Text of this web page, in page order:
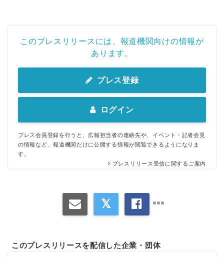
このプレスリリースには、報道機関向けの情報が
あります。
プレス登録
ログイン
プレス会員登録を行うと、広報担当者の連絡先や、イベント・記者会見
の情報など、報道機関だけに公開する情報が閲覧できるようになりま
す。
プレスリリース受信に関するご案内
このプレスリリースを配信した企業・団体